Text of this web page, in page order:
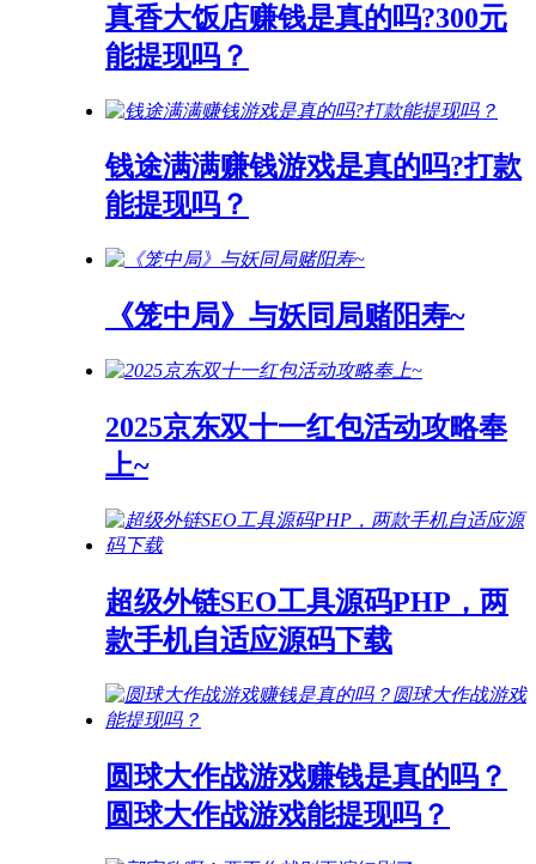
真香大饭店赚钱是真的吗?300元
能提现吗？
钱途满满赚钱游戏是真的吗?打款
能提现吗？
《笼中局》与妖同局赌阳寿~
2025京东双十一红包活动攻略奉
上~
超级外链SEO工具源码PHP，两
款手机自适应源码下载
圆球大作战游戏赚钱是真的吗？
圆球大作战游戏能提现吗？